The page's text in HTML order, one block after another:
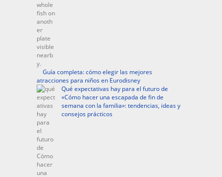
Guía completa: cómo elegir las mejores
atracciones para niños en Eurodisney
Qué expectativas hay para el futuro de
«Cómo hacer una escapada de fin de
semana con la familia»: tendencias, ideas y
consejos prácticos